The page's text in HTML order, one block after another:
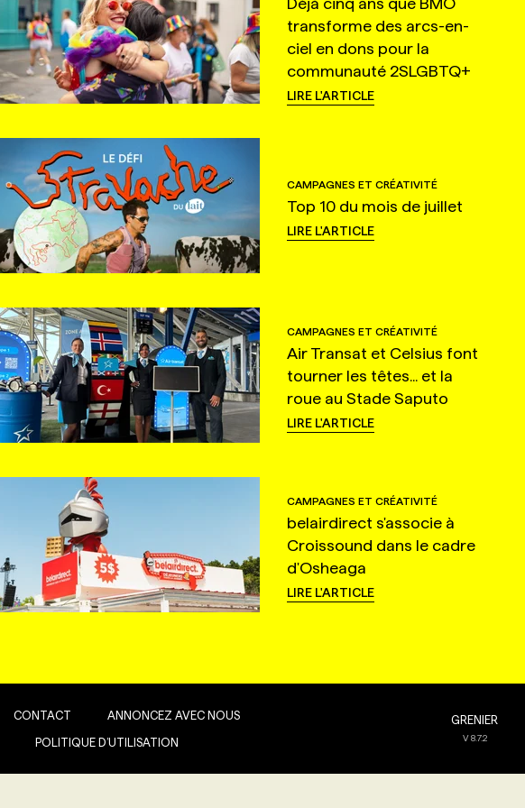
transforme des arcs-en-
ciel en dons pour la
communauté 2SLGBTQ+
LIRE L'ARTICLE
CAMPAGNES ET CRÉATIVITÉ
Top 10 du mois de juillet
LIRE L'ARTICLE
CAMPAGNES ET CRÉATIVITÉ
Air Transat et Celsius font
tourner les têtes... et la
roue au Stade Saputo
LIRE L'ARTICLE
CAMPAGNES ET CRÉATIVITÉ
belairdirect s'associe à
Croissound dans le cadre
d'Osheaga
LIRE L'ARTICLE
CONTACT ANNONCEZ AVEC NOUS
POLITIQUE D’UTILISATION
GRENIER
V8.7.2